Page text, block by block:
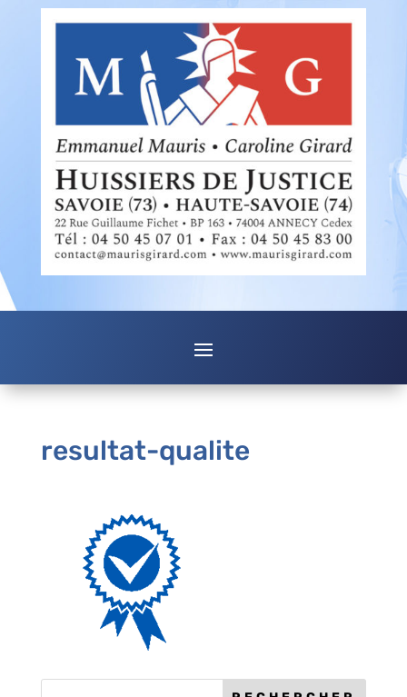
resultat-qualite